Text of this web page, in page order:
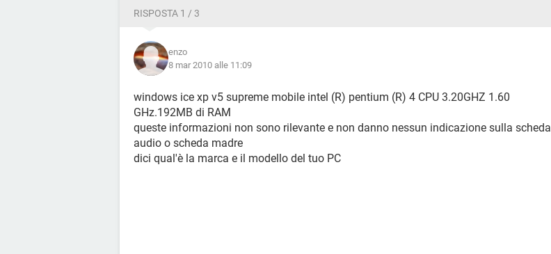
RISPOSTA 1 / 3
enzo
8 mar 2010 alle 11:09
windows ice xp v5 supreme mobile intel (R) pentium (R) 4 CPU 3.20GHZ 1.60
GHz.192MB di RAM
queste informazioni non sono rilevante e non danno nessun indicazione sulla scheda
audio o scheda madre
dici qual'è la marca e il modello del tuo PC